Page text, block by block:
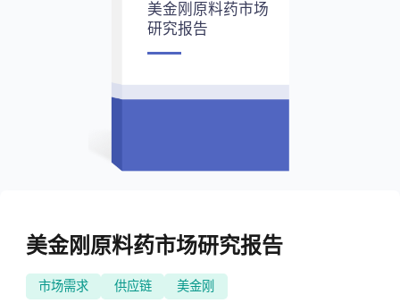
美金刚原料药市场
研究报告
美金刚原料药市场研究报告
市场需求 供应链 美金刚